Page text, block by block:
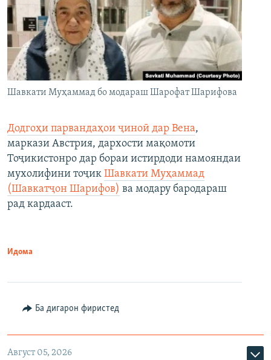
Шавкати Муҳаммад бо модараш Шарофат Шарифова
Додгоҳи парвандаҳои ҷиноӣ дар Вена,
маркази Австрия, дархости мақомоти
Тоҷикистонро дар бораи истирдоди намояндаи
мухолифини тоҷик Шавкати Муҳаммад
(Шавкатҷон Шарифов) ва модару бародараш
рад кардааст.
Идома
Ба дигарон фиристед
Август 05, 2026